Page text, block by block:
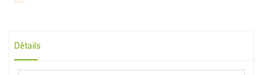
Détails